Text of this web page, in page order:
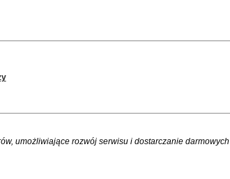
umożliwiające rozwój serwisu i dostarczanie darmowych